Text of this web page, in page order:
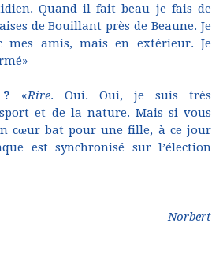
Quand il fait beau je fais de
de Bouillant près de Beaune. Je
mes amis, mais en extérieur. Je
? «Rire. Oui. Oui, je suis très
et de la nature. Mais si vous
cœur bat pour une fille, à ce jour
est synchronisé sur l’élection
Norbert